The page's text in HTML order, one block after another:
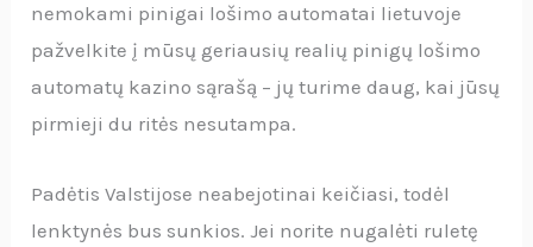
nemokami pinigai lošimo automatai lietuvoje
pažvelkite į mūsų geriausių realių pinigų lošimo
automatų kazino sąrašą – jų turime daug, kai jūsų
pirmieji du ritės nesutampa.
Padėtis Valstijose neabejotinai keičiasi, todėl
lenktynės bus sunkios. Jei norite nugalėti ruletę